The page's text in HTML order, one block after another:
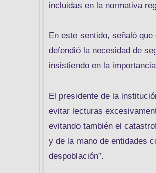
incluidas en la normativa
En este sentido, señaló
defendió la necesidad de
insistiendo en la
El presidente de la
evitar lecturas
evitando también el
y de la mano de entidades
despoblación”.